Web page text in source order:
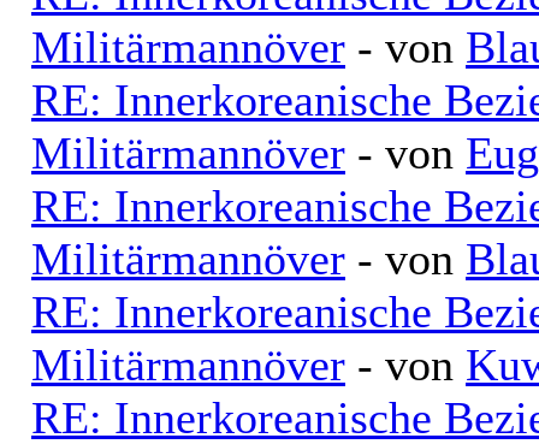
Militärmannöver - von
RE: Innerkoreanische
Militärmannöver - von
RE: Innerkoreanische
Militärmannöver - von
RE: Innerkoreanische
Militärmannöver - von
RE: Innerkoreanische